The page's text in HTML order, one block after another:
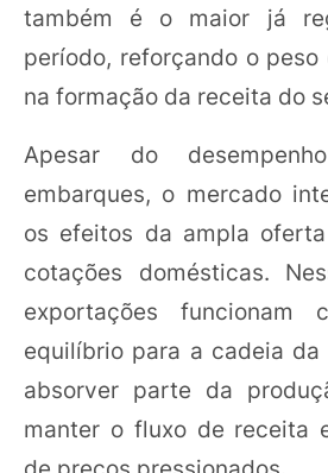
também é o maior já
período, reforçando o
na formação da receita do
Apesar do
embarques, o mercado
os efeitos da ampla
cotações domésticas.
exportações funcionam
equilíbrio para a cadeia da
absorver parte da
manter o fluxo de receita